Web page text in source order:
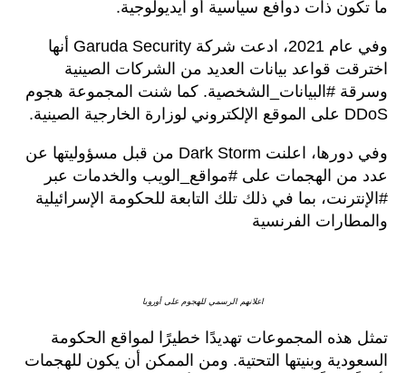
ما تكون ذات دوافع سياسية أو أيديولوجية.
وفي عام 2021، ادعت شركة Garuda Security أنها
اخترقت قواعد بيانات العديد من الشركات الصينية
وسرقة #البيانات_الشخصية. كما شنت المجموعة هجوم
DDoS على الموقع الإلكتروني لوزارة الخارجية الصينية.
وفي دورها، اعلنت Dark Storm من قبل مسؤوليتها عن
عدد من الهجمات على #مواقع_الويب والخدمات عبر
#الإنترنت، بما في ذلك تلك التابعة للحكومة الإسرائيلية
والمطارات الفرنسية
اعلانهم الرسمي للهجوم على أوروبا
تمثل هذه المجموعات تهديدًا خطيرًا لمواقع الحكومة
السعودية وبنيتها التحتية. ومن الممكن أن يكون للهجمات